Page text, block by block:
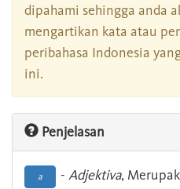
dipahami sehingga anda
mengartikan kata atau
peribahasa Indonesia
ini.
Penjelasan
a - Adjektiva,